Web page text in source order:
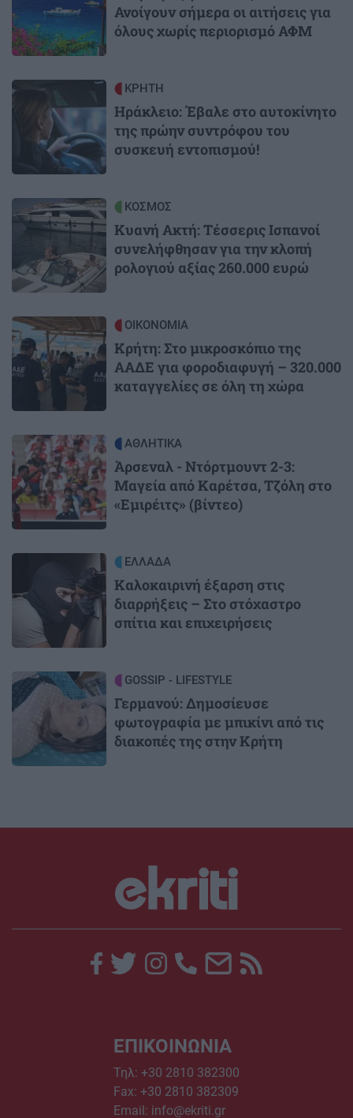
Ανοίγουν σήμερα οι αιτήσεις για
όλους χωρίς περιορισμό ΑΦΜ
Image ΚΡΗΤΗ
Ηράκλειο: Έβαλε στο αυτοκίνητο
της πρώην συντρόφου του
συσκευή εντοπισμού!
Image ΚΟΣΜΟΣ
Κυανή Ακτή: Τέσσερις Ισπανοί
συνελήφθησαν για την κλοπή
ρολογιού αξίας 260.000 ευρώ
Image ΟΙΚΟΝΟΜΙΑ
Κρήτη: Στο μικροσκόπιο της
ΑΑΔΕ για φοροδιαφυγή – 320.000
καταγγελίες σε όλη τη χώρα
Image ΑΘΛΗΤΙΚΑ
Άρσεναλ - Ντόρτμουντ 2-3:
Μαγεία από Καρέτσα, Τζόλη στο
«Εμιρέιτς» (βίντεο)
ΕΛΛΑΔΑ
Καλοκαιρινή έξαρση στις
διαρρήξεις – Στο στόχαστρο
σπίτια και επιχειρήσεις
Image GOSSIP - LIFESTYLE
Γερμανού: Δημοσίευσε
φωτογραφία με μπικίνι από τις
διακοπές της στην Κρήτη
ΕΠΙΚΟΙΝΩΝΙΑ
Τηλ: +30 2810 382300
Fax: +30 2810 382309
Email: info@ekriti.gr